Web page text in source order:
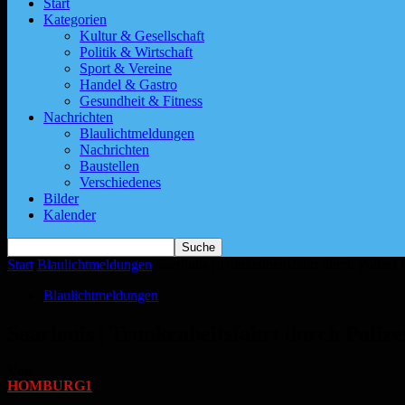
Start
Kategorien
Kultur & Gesellschaft
Politik & Wirtschaft
Sport & Vereine
Handel & Gastro
Gesundheit & Fitness
Nachrichten
Blaulichtmeldungen
Nachrichten
Baustellen
Verschiedenes
Bilder
Kalender
Start Blaulichtmeldungen
Blaulichtmeldungen
HOMBURG1